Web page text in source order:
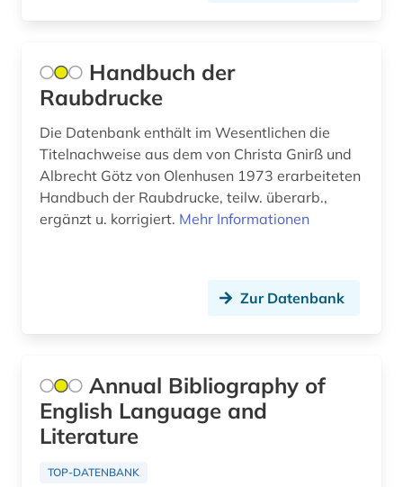
hochleistungswerkstoff (1)
hochschuldidaktik (1)
hochschulschrift (3)
hofmannsthal, hugo von | schriftsteller;
gelehrter; arzt; schriftsteller; geheimer rat (1)
hydrologie (1)
Handbuch der
Raubdrucke
Die Datenbank enthält im Wesentlichen die
Titelnachweise aus dem von Christa Gnirß und
Albrecht Götz von Olenhusen 1973 erarbeiteten
Handbuch der Raubdrucke, teilw. überarb.,
ergänzt u. korrigiert. Mehr Informationen
Zur Datenbank
Annual Bibliography of
English Language and
Literature
TOP-DATENBANK